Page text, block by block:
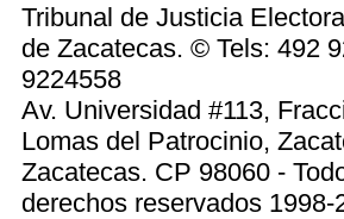
Tribunal de Justicia
de Zacatecas. © Tels: 492
9224558
Av. Universidad #113,
Lomas del Patrocinio,
Zacatecas. CP 98060 -
derechos reservados 1998-